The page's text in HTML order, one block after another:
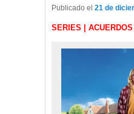
Publicado el 21 de
SERIES |